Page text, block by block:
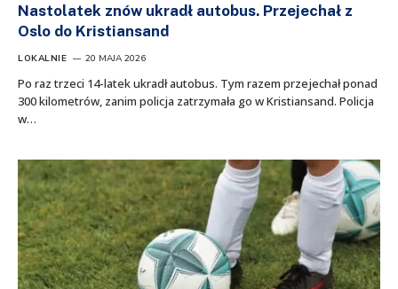
Nastolatek znów ukradł autobus. Przejechał z
Oslo do Kristiansand
LOKALNIE 20 MAJA 2026
Po raz trzeci 14-latek ukradł autobus. Tym razem przejechał ponad
300 kilometrów, zanim policja zatrzymała go w Kristiansand. Policja
w…